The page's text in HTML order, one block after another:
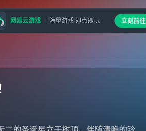
网易云游戏 海量游戏 即点即玩 立刻前往